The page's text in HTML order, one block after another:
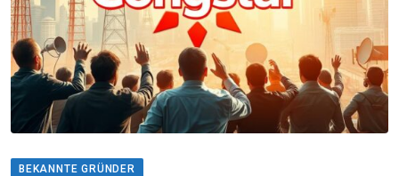
BEKANNTE GRÜNDER